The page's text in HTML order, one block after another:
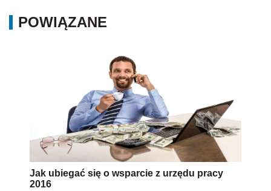
POWIĄZANE
Jak ubiegać się o wsparcie z urzędu pracy
2016